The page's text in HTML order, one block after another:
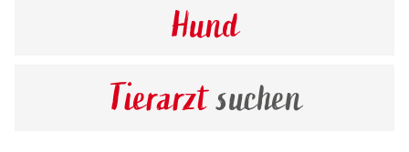
Hund
Tierarztsuchen